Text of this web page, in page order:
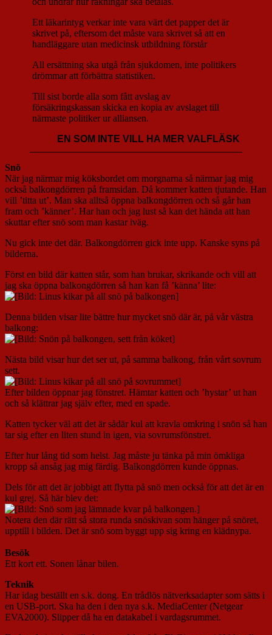
Ett läkarintyg verkar inte vara värt det papper det är
skrivet på, eftersom det måste vara skrivet så att en
handläggare utan medicinsk utbildning förstår
All ersättning ska utgå från sjukdomen, inte politikers
drömmar att förbättra statistiken.
Till sist borde alla som fått avslag av
försäkringskassan skicka en kopia av avslaget till
närmaste politiker ur alliansen.
EN SOM INTE VILL HA MER VALFLÄSK
Snö
När jag närmar mig köksbordet om morgnarna så närmar jag mig
också balkongdörren på framsidan. Då kommer katten tjutande. Han
vill ’titta ut’. Man ska alltså öppna balkongdörren och så går han
fram och ’känner’. Har han och jag lust så kan det hända att han
skuttar efter snö som man kastar iväg.
Nu gick inte det där. Balkongdörren gick inte upp. Kanske syns på
bilderna.
Först en bild där katten står, som han brukar, skrikande och vill att
jag ska öppna balkongdörren så han kan få ’känna’ lite:
Denna bilden visar lite bättre hur mycket snö där är, på vår västra
balkong:
Nästa bild visar hur det ser ut, på samma balkong, från vårt sovrum
sett.
Efter bilden öppnar jag fönstret. Hämtar katten och ’hystar’ ut han
och så klättrar jag själv efter, med en spade.
Katten tycker väl att det är sådär kul att kravla omkring i snön så han
tar sig efter en liten stund in igen, via sovrumsfönstret.
Efter hur lång tid som helst. Jag måste ju tänka på min ömkliga
kropp så ansåg jag mig färdig. Balkongdörren kunde öppnas.
Dels för att det är jobbigt att flytta på snö men också för att det är en
kul grej. Så här blev det:
Notera den där rätt så stora runda snöskivan som hänger på snöret,
upptill i bilden. Det är snö som byggt upp sig kring en klädnypa.
Besök
Ett kort ett. Sonen lånar bilen.
Teknik
Har idag beställt en s.k. dong. En trådlös nätverksadapter som sätts i
en USB-port. Ska ha den i den nya s.k. MediaCenter (Netgear
EVA2000). Slipper då ha en datakabel i vardagsrummet.